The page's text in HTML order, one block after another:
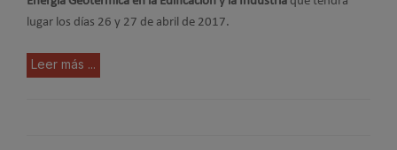
lugar los días 26 y 27 de abril de 2017.
Leer más ...